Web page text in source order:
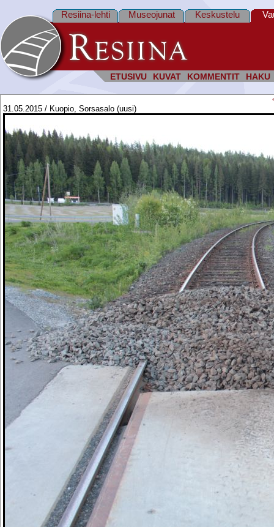
ETUSIVU KUVAT KOMMENTIT HAKU
Resiina-lehti Museojunat Keskustelu
31.05.2015 / Kuopio, Sorsasalo (uusi)